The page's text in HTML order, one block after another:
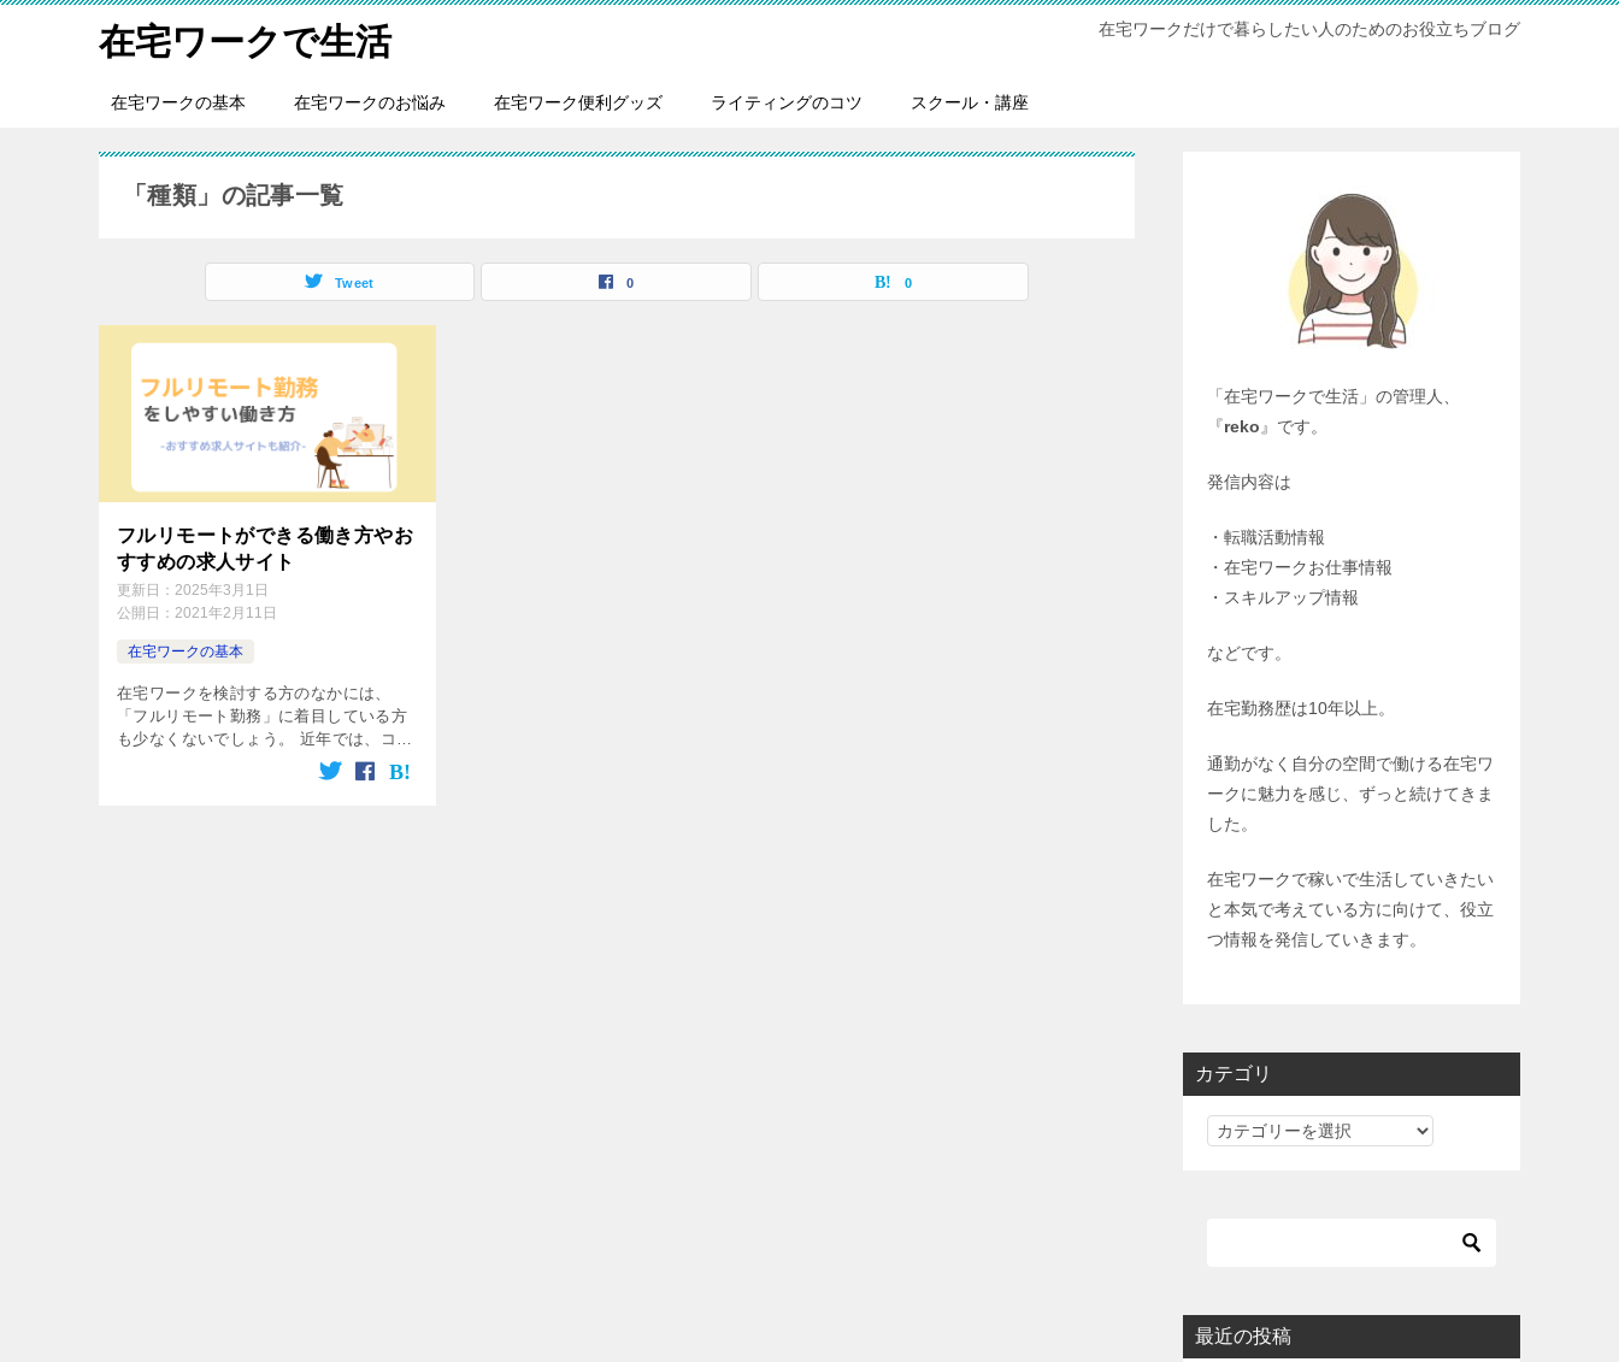
在宅ワークで生活 在宅ワークだけで暮らしたい人のためのお役立ちブログ
在宅ワークの基本 在宅ワークのお悩み 在宅ワーク便利グッズ ライティングのコツ スクール・講座
「種類」の記事一覧
Tweet 0 0
フルリモートができる働き方やお
すすめの求人サイト
更新日： 2025年3月1日
公開日： 2021年2月11日
在宅ワークの基本
在宅ワークを検討する方のなかには、
「フルリモート勤務」に着目している方
も少なくないでしょう。 近年では、コロ
ナウイルスの影響による在宅勤務の制度
が薄れつつある企業もあれば、在宅ワー
「在宅ワークで生活」の管理人、
『reko 』です。
発信内容は
・転職活動情報
・在宅ワークお仕事情報
・スキルアップ情報
などです。
在宅勤務歴は10年以上。
通勤がなく自分の空間で働ける在宅ワ
ークに魅力を感じ、ずっと続けてきま
した。
在宅ワークで稼いで生活していきたい
と本気で考えている方に向けて、役立
つ情報を発信していきます。
カテゴリ
カ
最近の投稿